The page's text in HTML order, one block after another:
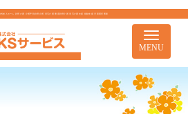
料老人ホーム 訪問介護 介護予防訪問介護 居宅介護 重度訪問介護 居宅介護支援 移動支援 児童通所事業
Toggle
MENU